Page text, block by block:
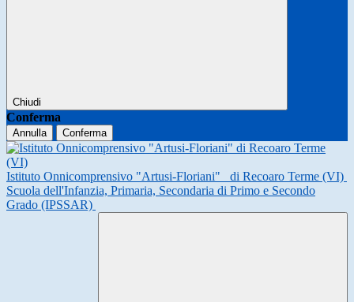
Chiudi
Conferma
Annulla Conferma
Istituto Onnicomprensivo "Artusi-Floriani"
di Recoaro Terme (VI)
Scuola dell'Infanzia, Primaria, Secondaria di Primo e Secondo
Grado (IPSSAR)